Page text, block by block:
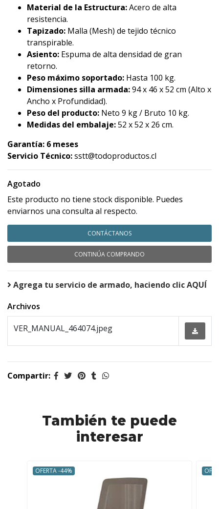
Material de la Estructura:Acero de alta
resistencia.
Tapizado: Malla (Mesh) de tejido técnico
transpirable.
Asiento: Espuma de alta densidad de gran
retorno.
Peso máximo soportado: Hasta 100 kg.
Dimensiones silla armada:94 x 46 x 52 cm (Alto x
Ancho x Profundidad).
Peso del producto: Neto 9 kg / Bruto 10 kg.
Medidas del embalaje:52 x 52 x 26 cm.
Garantía: 6 meses
Servicio Técnico:sstt@todoproductos.cl
Agotado
Este producto no tiene stock disponible. Puedes
enviarnos una consulta al respecto.
CONTÁCTANOS
CONTINÚA COMPRANDO
Agrega tu servicio de armado, haciendo clic AQUÍ
Archivos
VER_MANUAL_464074.jpeg
Compartir:
También te puede
interesar
OFERTA -44%